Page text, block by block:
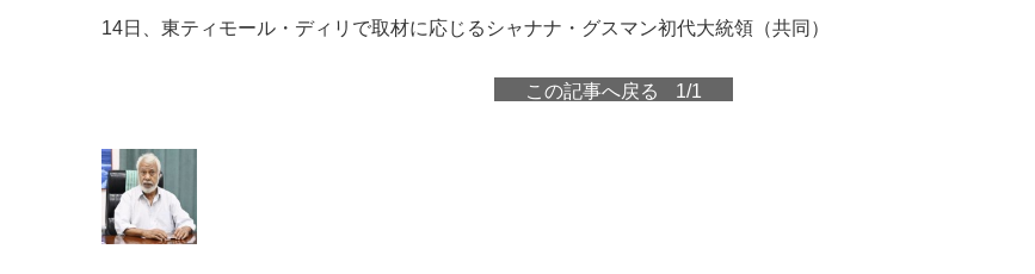
14日、東ティモール・ディリで取材に応じるシャナナ・グスマン初代大統領（共同）
この記事へ戻る 1/1